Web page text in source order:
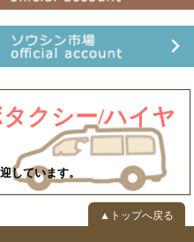
クシー/ハイヤ
しています。
▲トップへ戻る